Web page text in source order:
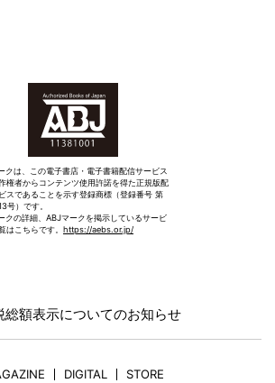
クは、この電子書店・電子書籍配信サービス
権者からコンテンツ使用許諾を得た正規版配
スであることを示す登録商標（登録番号 第
号）です。
クの詳細、ABJマークを掲示しているサービ
はこちらです。 https://aebs.or.jp/
総額表示についてのお知らせ
DIGITAL
STORE